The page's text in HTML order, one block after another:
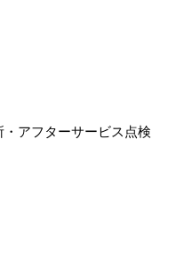
アフターサービス点検